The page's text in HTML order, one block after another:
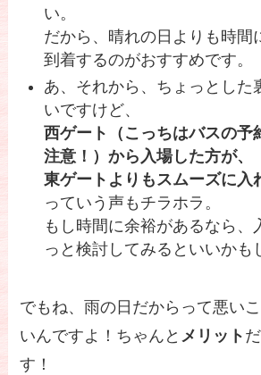
い。
だから、晴れの日よりも時間
到着するのがおすすめです。
あ、それから、ちょっとした
いですけど、
西ゲート（こっちはバスの予
注意！）から入場した方が、
東ゲートよりもスムーズに入
っていう声もチラホラ。
もし時間に余裕があるなら、
っと検討してみるといいかも
でもね、雨の日だからって悪い
いんですよ！ちゃんと メリット
す！